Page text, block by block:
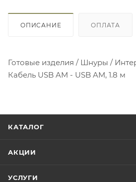
ОПИСАНИЕ ОПЛАТА
Готовые изделия / Шнуры /
Кабель USB AM - USB AM, 1.8 м
КАТАЛОГ
АКЦИИ
УСЛУГИ